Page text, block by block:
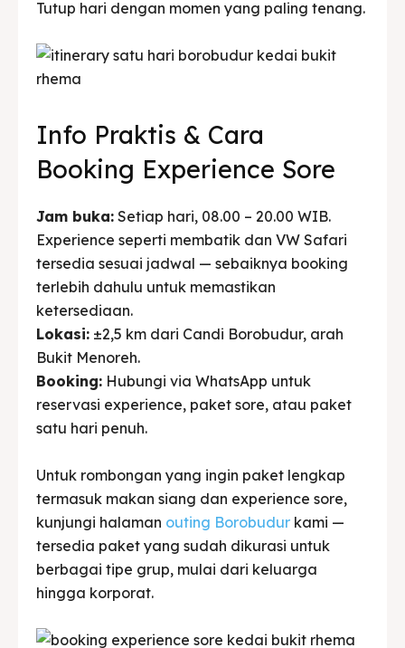
Tutup hari dengan momen yang paling tenang.
Info Praktis & Cara
Booking Experience Sore
Jam buka: Setiap hari, 08.00 – 20.00 WIB.
Experience seperti membatik dan VW Safari
tersedia sesuai jadwal — sebaiknya booking
terlebih dahulu untuk memastikan
ketersediaan.
Lokasi: ±2,5 km dari Candi Borobudur, arah
Bukit Menoreh.
Booking: Hubungi via WhatsApp untuk
reservasi experience, paket sore, atau paket
satu hari penuh.
Untuk rombongan yang ingin paket lengkap
termasuk makan siang dan experience sore,
kunjungi halaman outing Borobudur kami —
tersedia paket yang sudah dikurasi untuk
berbagai tipe grup, mulai dari keluarga
hingga korporat.